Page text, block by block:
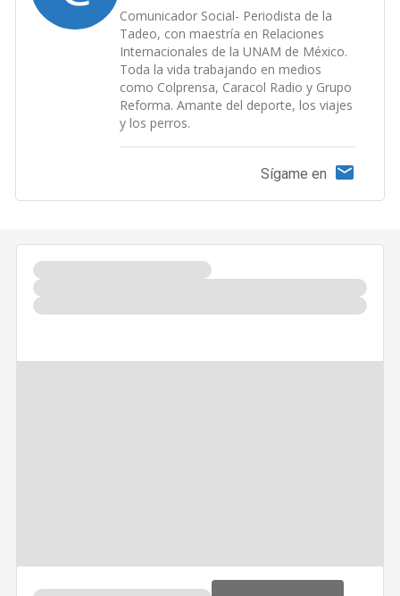
Comunicador Social- Periodista de la
Tadeo, con maestría en Relaciones
Internacionales de la UNAM de México.
Toda la vida trabajando en medios
como Colprensa, Caracol Radio y Grupo
Reforma. Amante del deporte, los viajes
y los perros.
Sígame en